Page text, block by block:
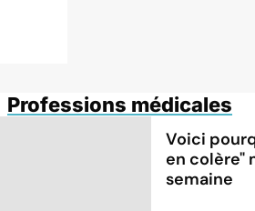
Professions médicales
Voici
en colère"
semaine